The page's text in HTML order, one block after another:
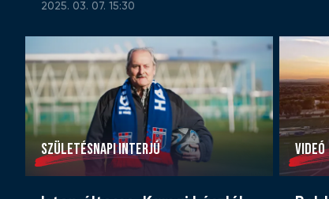
2025. 03. 07. 15:30
SZÜLETÉSNAPI INTERJÚ VIDEÓ